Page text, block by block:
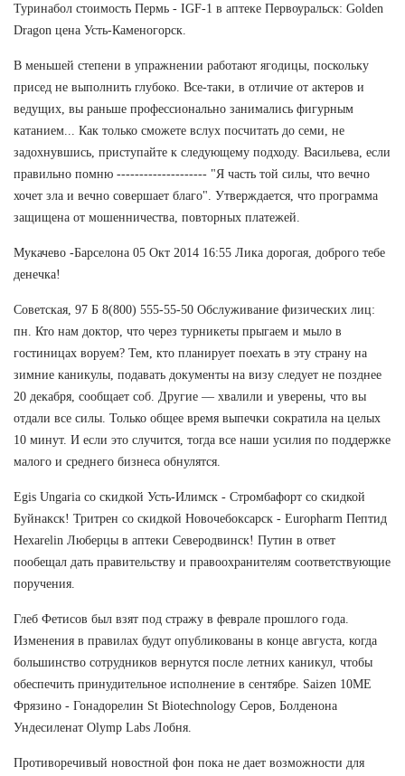
Туринабол стоимость Пермь - IGF-1 в аптеке Первоуральск: Golden
Dragon цена Усть-Каменогорск.
В меньшей степени в упражнении работают ягодицы, поскольку
присед не выполнить глубоко. Все-таки, в отличие от актеров и
ведущих, вы раньше профессионально занимались фигурным
катанием... Как только сможете вслух посчитать до семи, не
задохнувшись, приступайте к следующему подходу. Васильева, если
правильно помню -------------------- "Я часть той силы, что вечно
хочет зла и вечно совершает благо". Утверждается, что программа
защищена от мошенничества, повторных платежей.
Мукачево -Барселона 05 Окт 2014 16:55 Лика дорогая, доброго тебе
денечка!
Советская, 97 Б 8(800) 555-55-50 Обслуживание физических лиц:
пн. Кто нам доктор, что через турникеты прыгаем и мыло в
гостиницах воруем? Тем, кто планирует поехать в эту страну на
зимние каникулы, подавать документы на визу следует не позднее
20 декабря, сообщает соб. Другие — хвалили и уверены, что вы
отдали все силы. Только общее время выпечки сократила на целых
10 минут. И если это случится, тогда все наши усилия по поддержке
малого и среднего бизнеса обнулятся.
Egis Ungaria со скидкой Усть-Илимск - Стромбафорт со скидкой
Буйнакск! Тритрен со скидкой Новочебоксарск - Europharm Пептид
Hexarelin Люберцы в аптеки Северодвинск! Путин в ответ
пообещал дать правительству и правоохранителям соответствующие
поручения.
Глеб Фетисов был взят под стражу в феврале прошлого года.
Изменения в правилах будут опубликованы в конце августа, когда
большинство сотрудников вернутся после летних каникул, чтобы
обеспечить принудительное исполнение в сентябре. Saizen 10ME
Фрязино - Гонадорелин St Biotechnology Серов, Болденона
Ундесиленат Olymp Labs Лобня.
Противоречивый новостной фон пока не дает возможности для